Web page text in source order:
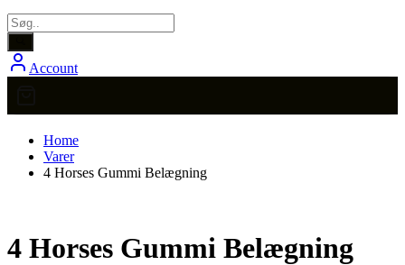
Account
Home
Varer
4 Horses Gummi Belægning
4 Horses Gummi Belægning